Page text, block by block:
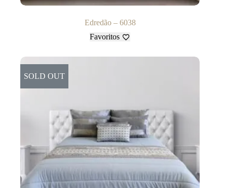
Edredão – 6038
Favoritos
SOLD OUT